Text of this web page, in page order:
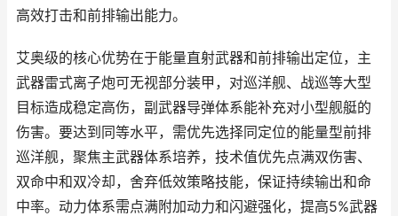
高效打击和前排输出能力。
艾奥级的核心优势在于能量直射武器和前排输出定位，主
武器雷式离子炮可无视部分装甲，对巡洋舰、战巡等大型
目标造成稳定高伤，副武器导弹体系能补充对小型舰艇的
伤害。要达到同等水平，需优先选择同定位的能量型前排
巡洋舰，聚焦主武器体系培养，技术值优先点满双伤害、
双命中和双冷却，舍弃低效策略技能，保证持续输出和命
中率。动力体系需点满附加动力和闪避强化，提高5%武器